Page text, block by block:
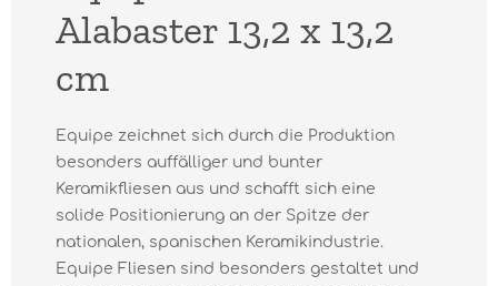
Alabaster 13,2 x 13,2
cm
Equipe zeichnet sich durch die Produktion
besonders auffälliger und bunter
Keramikfliesen aus und schafft sich eine
solide Positionierung an der Spitze der
nationalen, spanischen Keramikindustrie.
Equipe Fliesen sind besonders gestaltet und